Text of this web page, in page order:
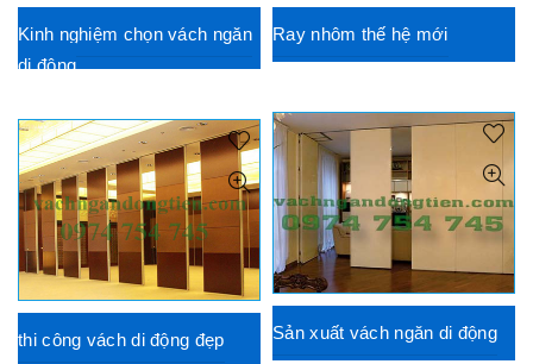
Kinh nghiệm chọn vách ngăn
di động
Ray nhôm thế hệ mới
Sản xuất vách ngăn di động
thi công vách di động đẹp